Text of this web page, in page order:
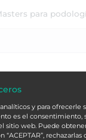
para
y para ofrecerle
es el consentimiento,
sitio web. Puede